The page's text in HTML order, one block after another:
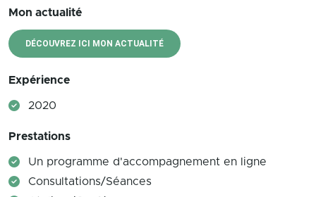
Mon actualité
DÉCOUVREZ ICI MON ACTUALITÉ
Expérience
2020
Prestations
Un programme d'accompagnement en ligne
Consultations/Séances